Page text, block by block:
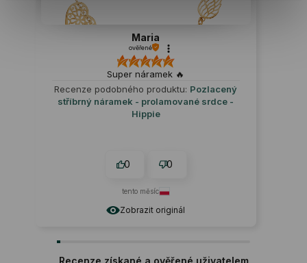
Zobrazit originál
Maria
ověřené
Super náramek 🔥
Recenze podobného produktu: Pozlacený
stříbrný náramek - prolamované srdce -
Hippie
0 0
tento měsíc
Recenze získané a ověřené uživatelem